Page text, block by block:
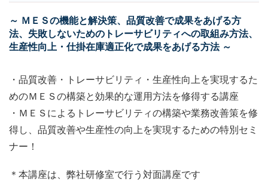
～ ＭＥＳの機能と解決策、品質改善で成果をあげる方
法、失敗しないためのトレーサビリティへの取組み方法、
生産性向上・仕掛在庫適正化で成果をあげる方法 ～
・品質改善・トレーサビリティ・生産性向上を実現するた
めのＭＥＳの構築と効果的な運用方法を修得する講座
・ＭＥＳによるトレーサビリティの構築や業務改善策を修
得し、品質改善や生産性の向上を実現するための特別セミ
ナー！
＊本講座は、弊社研修室で行う対面講座です